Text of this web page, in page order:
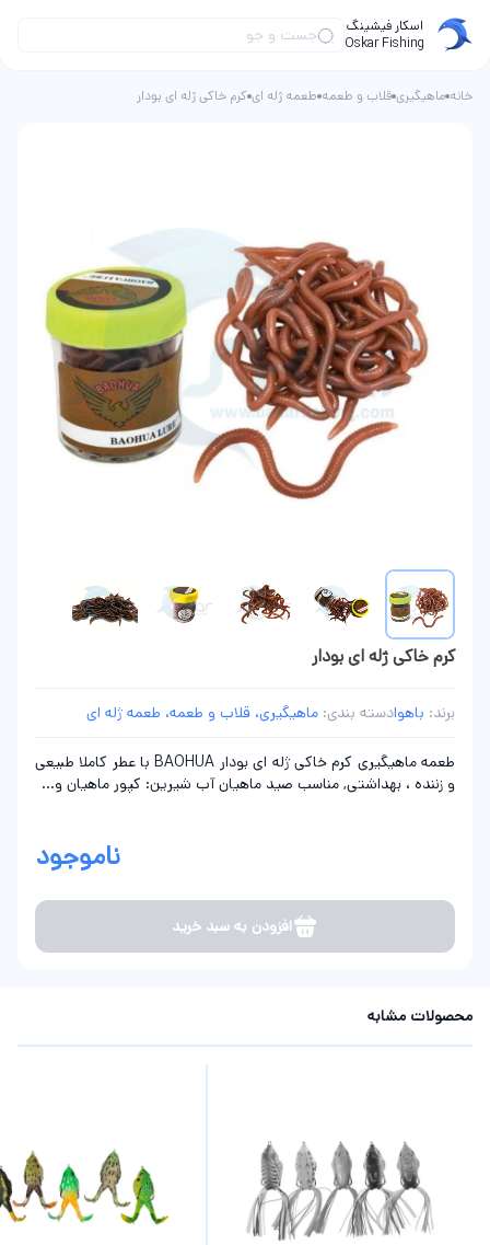
اسکار فیشینگ
Oskar Fishing
خانه ماهیگیری قلاب و طعمه طعمه ژله ای کرم خاکی ژله ای بودار
کرم خاکی ژله ای بودار
برند: باهوادسته بندی: ماهیگیری، قلاب و طعمه، طعمه ژله ای
طعمه ماهیگیری کرم خاکی ژله ای بودار BAOHUA با عطر کاملا طبیعی
و زننده ، بهداشتی, مناسب صید ماهیان آب شیرین: کپور ماهیان و...
ناموجود
افزودن به سبد خرید
محصولات مشابه